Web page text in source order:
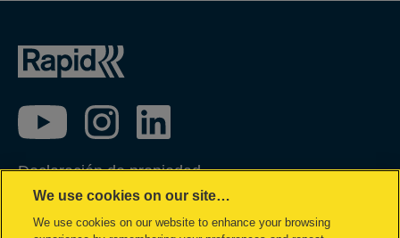
Declaración de propiedad
Política de privacidad
Política de cookies
We use cookies on our site…
We use cookies on our website to enhance your browsing